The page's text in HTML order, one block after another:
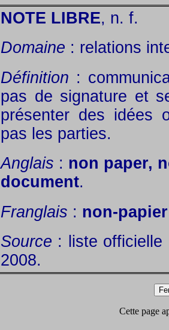
NOTE LIBRE, n. f.
Domaine : relations
Définition :
pas de signature et
présenter des idées
pas les parties.
Anglais : non paper,
document.
Franglais : non-papier
Source : liste officielle
2008.
Cette page